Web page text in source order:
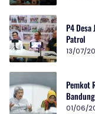
P4
Patrol
13/07/
Pemkot
Bandung
01/06/